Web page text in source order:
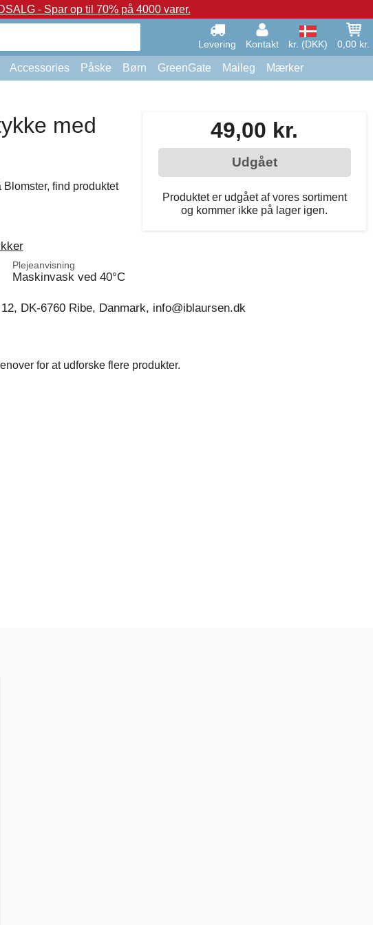
- Spar op til 70% på 4000 varer.
Levering Kontakt kr. (DKK) 0,00 kr.
Accessories Påske Børn GreenGate Maileg Mærker
49,00 kr.
Udgået
Produktet er udgået af vores sortiment
og kommer ikke på lager igen.
med
Blomster, find produktet
Plejeanvisning
Maskinvask ved 40°C
DK-6760 Ribe, Danmark, info@iblaursen.dk
for at udforske flere produkter.